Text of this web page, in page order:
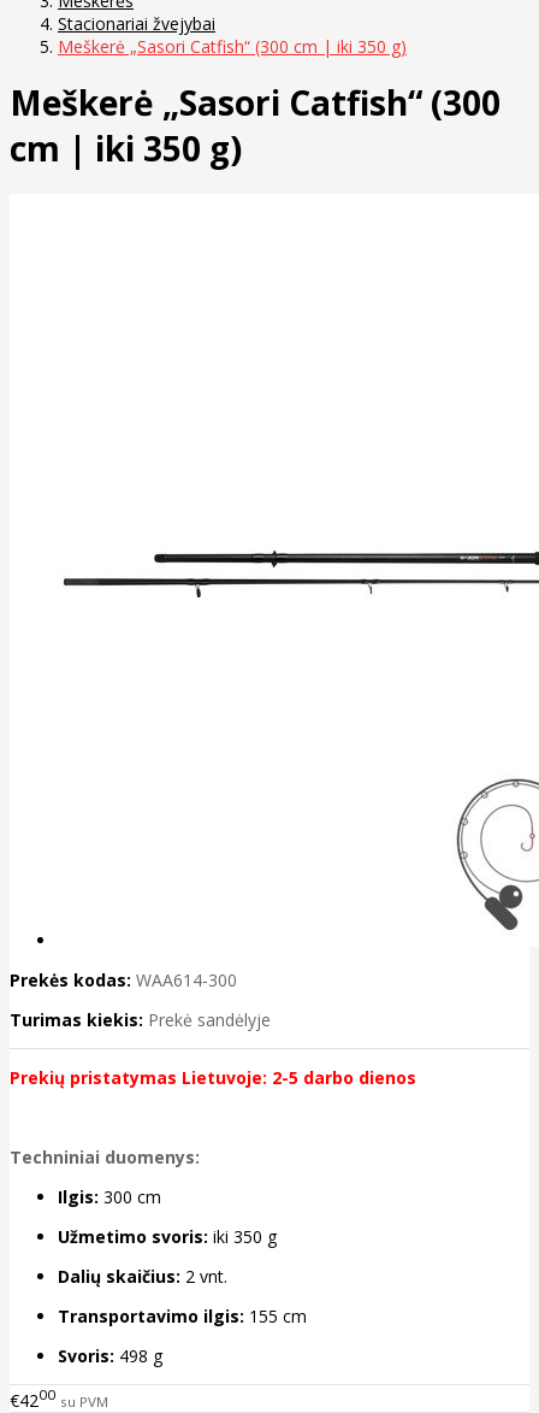
Stacionariai žvejybai
Meškerė „Sasori Catfish“ (300 cm | iki 350 g)
Meškerė „Sasori Catfish“ (300
cm | iki 350 g)
Prekės kodas: WAA614-300
Turimas kiekis: Prekė sandėlyje
Prekių pristatymas Lietuvoje: 2-5 darbo dienos
Techniniai duomenys:
Ilgis: 300 cm
Užmetimo svoris: iki 350 g
Dalių skaičius: 2 vnt.
Transportavimo ilgis: 155 cm
Svoris: 498 g
€4200 su PVM